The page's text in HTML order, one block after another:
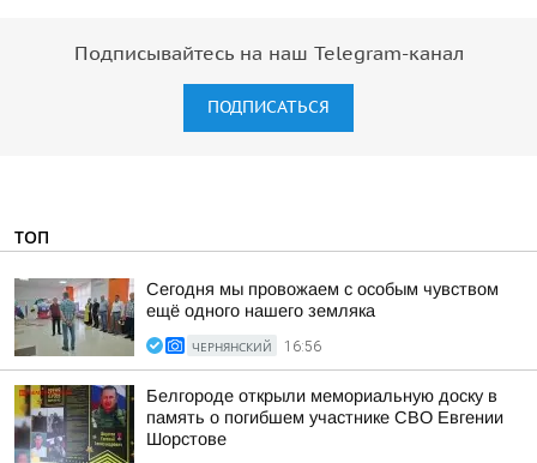
Подписывайтесь на наш Telegram-канал
ПОДПИСАТЬСЯ
ТОП
Сегодня мы провожаем с особым чувством
ещё одного нашего земляка
ЧЕРНЯНСКИЙ 16:56
Белгороде открыли мемориальную доску в
память о погибшем участнике СВО Евгении
Шорстове